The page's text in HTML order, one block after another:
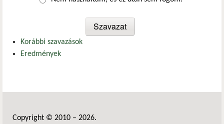
Korábbi szavazások
Eredmények
Copyright © 2010 – 2026.